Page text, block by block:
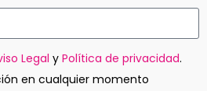
Legal y Política de privacidad.
en cualquier momento